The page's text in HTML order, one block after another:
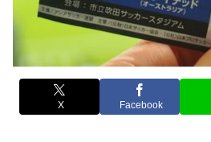
X Facebook